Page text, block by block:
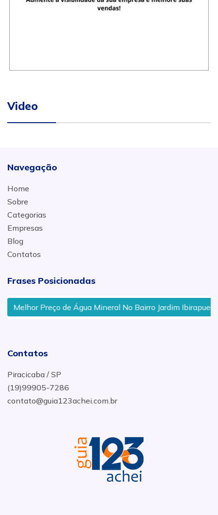
Video
Navegação
Home
Sobre
Categorias
Empresas
Blog
Contatos
Frases Posicionadas
Melhor Preço de Água Mineral No Bairro Jardim Ibirapuera
Contatos
Piracicaba / SP
(19)99905-7286
contato@guia123achei.com.br